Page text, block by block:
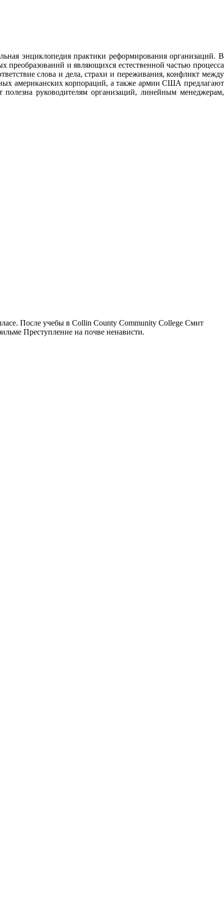
энциклопедия практики реформирования организаций. В
и являющихся естественной частью процесса
слова и дела, страхи и переживания, конфликт между
американских корпораций, а также армии США предлагают
руководителям организаций, линейным менеджерам,
После учебы в Collin County Community College Смит
Преступление на почве ненависти.